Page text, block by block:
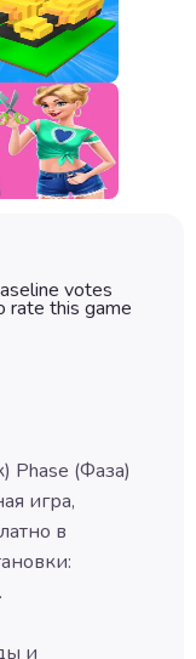
votes
rate this game
Phase (Фаза)
игра,
в
и